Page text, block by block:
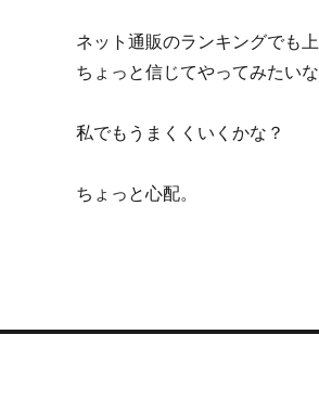
ネット通販のランキングでも
ちょっと信じてやってみたいな
私でもうまくくいくかな？
ちょっと心配。